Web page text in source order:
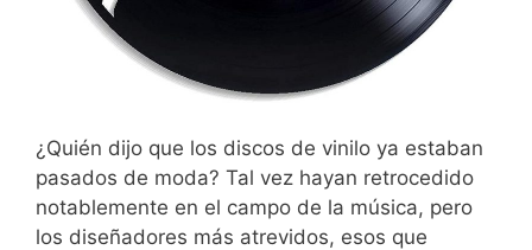
¿Quién dijo que los discos de vinilo ya estaban
pasados de moda? Tal vez hayan retrocedido
notablemente en el campo de la música, pero
los diseñadores más atrevidos, esos que